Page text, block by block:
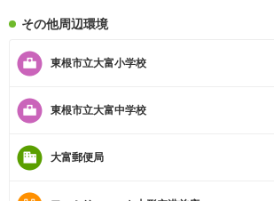
その他周辺環境
東根市立大富小学校
東根市立大富中学校
大富郵便局